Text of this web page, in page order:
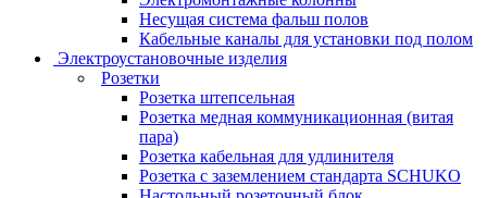
Несущая система фальш полов
Кабельные каналы для установки под полом
Электроустановочные изделия
Розетки
Розетка штепсельная
Розетка медная коммуникационная (витая
пара)
Розетка кабельная для удлинителя
Розетка с заземлением стандарта SCHUKO